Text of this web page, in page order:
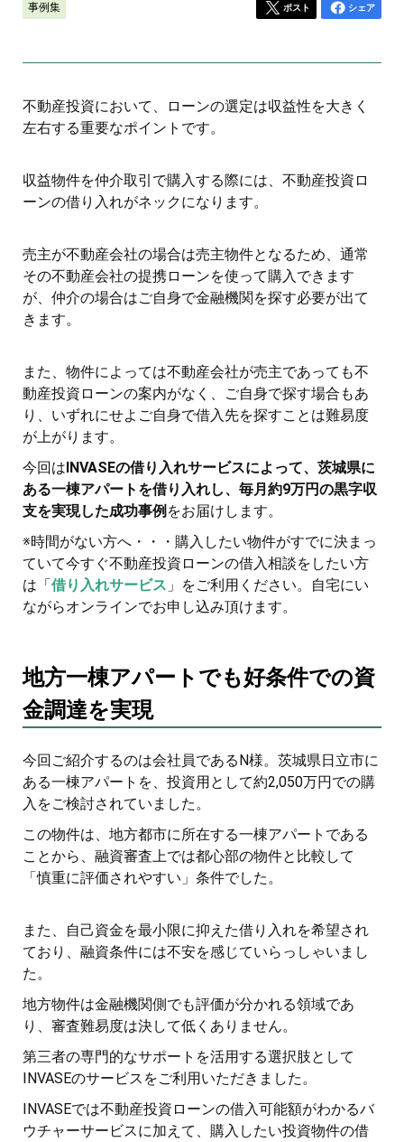
事例集 ポスト シェア
不動産投資において、ローンの選定は収益性を大きく
左右する重要なポイントです。
収益物件を仲介取引で購入する際には、不動産投資ロ
ーンの借り入れがネックになります。
売主が不動産会社の場合は売主物件となるため、通常
その不動産会社の提携ローンを使って購入できます
が、仲介の場合はご自身で金融機関を探す必要が出て
きます。
また、物件によっては不動産会社が売主であっても不
動産投資ローンの案内がなく、ご自身で探す場合もあ
り、いずれにせよご自身で借入先を探すことは難易度
が上がります。
今回はINVASEの借り入れサービスによって、茨城県に
ある一棟アパートを借り入れし、毎月約9万円の黒字収
支を実現した成功事例 をお届けします。
※時間がない方へ・・・購入したい物件がすでに決まっ
ていて今すぐ不動産投資ローンの借入相談をしたい方
は「借り入れサービス 」をご利用ください。自宅にい
ながらオンラインでお申し込み頂けます。
地方一棟アパートでも好条件での資
金調達を実現
今回ご紹介するのは会社員であるN様。茨城県日立市に
ある一棟アパートを、投資用として約2,050万円での購
入をご検討されていました。
この物件は、地方都市に所在する一棟アパートである
ことから、融資審査上では都心部の物件と比較して
「慎重に評価されやすい」条件でした。
また、自己資金を最小限に抑えた借り入れを希望され
ており、融資条件には不安を感じていらっしゃいまし
た。
地方物件は金融機関側でも評価が分かれる領域であ
り、審査難易度は決して低くありません。
第三者の専門的なサポートを活用する選択肢として
INVASEのサービスをご利用いただきました。
INVASEでは不動産投資ローンの借入可能額がわかるバ
ウチャーサービスに加えて、購入したい投資物件の借